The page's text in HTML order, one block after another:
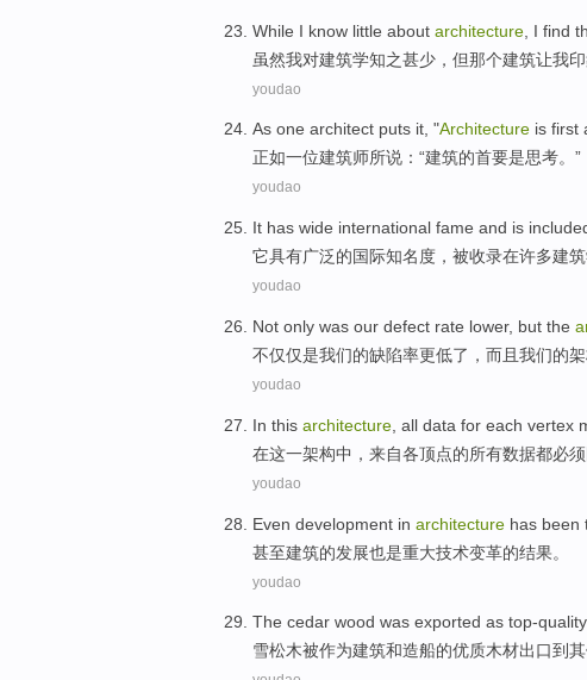
While I know little about architecture , I find
虽然我对建筑学知之甚少 ，但那个建筑让我
youdao
As one architect puts it, "Architecture is first
正如一位建筑师所说 ：“建筑的首要是思考。”
youdao
It has wide international fame and is
它具有广泛的国际知名度 ， 被收录在许多建
youdao
Not only was our defect rate lower, but the
不仅仅是我们的缺陷率更低了， 而且 我们的
youdao
In this architecture all data for each vertex
在这一架构中，来自各顶点的所有数据都必须
youdao
Even development in architecture has been
甚至建筑的发展也是重大技术变革的结果。
youdao
The cedar wood was exported as top-quality
雪松木被作为建筑和造船的优质木材出口到其